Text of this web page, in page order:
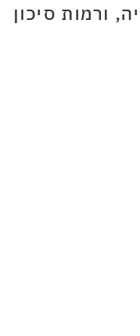
ורמות סיכון